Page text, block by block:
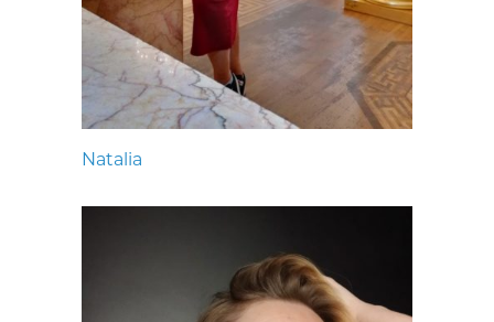
Natalia